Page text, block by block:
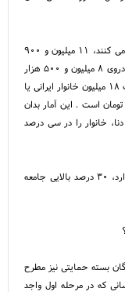
به گفته وی از ۲۳ میلیون خانواری که در ایران زندگی می کنند، ۱۱ میلیون و ۹۰۰
هزار خانوار هیچ خودرویی در اختیار ندارند و ارزش خودروی ۸ میلیون و ۵۰۰ هزار
خانوار نیز کمتر از ۵۰ میلیون تومان است ، به این ترتیب ۱۸ میلیون خانوار ایرانی یا
ارزش خودروی آنها کمتر از ۵۰ میلیون تومان است . این آمار بدان
خانوار را در سی درصد
میدری در توضیح شرایط اقتصادی جامعه ایران تاکید دارد، ۳۰ درصد بالایی جامعه
بسته حمایتی نیز مطرح
که در مرحله اول واجد